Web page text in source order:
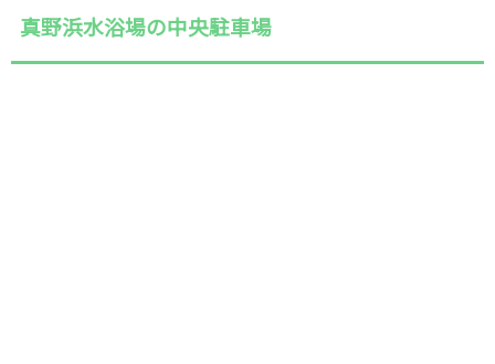
真野浜水浴場の中央駐車場